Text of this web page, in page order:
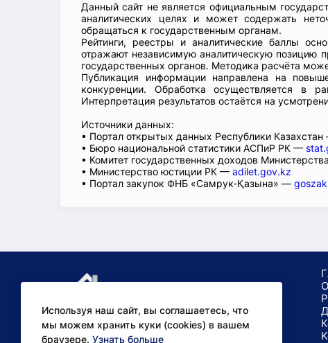
Данный сайт не является официальным
аналитических целях и может содержать
обращаться к государственным органам.
Рейтинги, реестры и аналитические баллы
отражают независимую аналитическую позицию
государственных органов. Методика расчёта
Публикация информации направлена на
конкуренции. Обработка осуществляется в
Интерпретация результатов остаётся на
Источники данных:
• Портал открытых данных Республики
• Бюро национальной статистики АСПиР РК —
• Комитет государственных доходов
• Министерство юстиции РК — adilet.gov.kz
• Портал закупок ФНБ «Самрук-Қазына» —
Используя наш сайт, вы соглашаетесь, что
мы можем хранить куки (cookies) в вашем
браузере. Узнать больше